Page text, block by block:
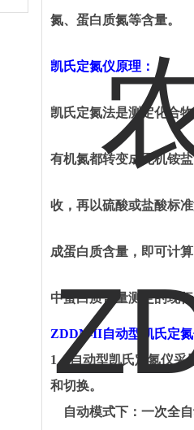
氮、蛋白质氮等含量。
凯氏定氮仪原理 ：
凯氏定氮法是测定化合
有机氮都转变成无机铵
收，再以硫酸或盐酸标
成蛋白质含量，即可计
中蛋白质含量测定的现
ZDDN-II自动型凯氏定
1、自动型凯氏定氮仪采
和切换。
自动模式下：一次全